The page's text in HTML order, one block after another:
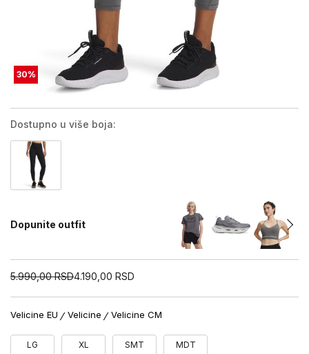
30%
Dostupno u više boja:
Dopunite outfit
5.990,00 RSD4.190,00 RSD
Velicine EU Velicine Velicine CM
LG XL SMT MDT